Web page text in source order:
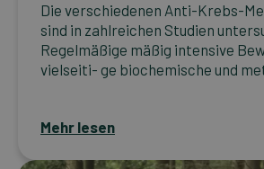
Die verschiedenen Anti-Krebs-
sind in zahlreichen Studien
Regelmäßige mäßig intensive
vielseiti- ge biochemische und
Mehr lesen